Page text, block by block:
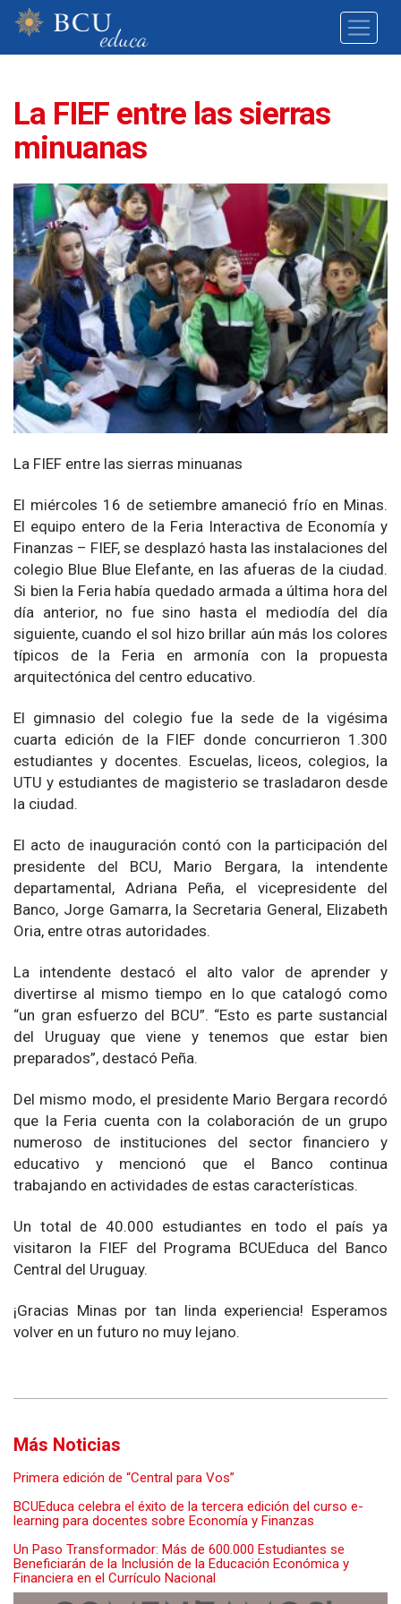
La FIEF entre las sierras
minuanas
La FIEF entre las sierras minuanas
El miércoles 16 de setiembre amaneció frío en Minas.
El equipo entero de la Feria Interactiva de Economía y
Finanzas – FIEF, se desplazó hasta las instalaciones del
colegio Blue Blue Elefante, en las afueras de la ciudad.
Si bien la Feria había quedado armada a última hora del
día anterior, no fue sino hasta el mediodía del día
siguiente, cuando el sol hizo brillar aún más los colores
típicos de la Feria en armonía con la propuesta
arquitectónica del centro educativo.
El gimnasio del colegio fue la sede de la vigésima
cuarta edición de la FIEF donde concurrieron 1.300
estudiantes y docentes. Escuelas, liceos, colegios, la
UTU y estudiantes de magisterio se trasladaron desde
la ciudad.
El acto de inauguración contó con la participación del
presidente del BCU, Mario Bergara, la intendente
departamental, Adriana Peña, el vicepresidente del
Banco, Jorge Gamarra, la Secretaria General, Elizabeth
Oria, entre otras autoridades.
La intendente destacó el alto valor de aprender y
divertirse al mismo tiempo en lo que catalogó como
“un gran esfuerzo del BCU”. “Esto es parte sustancial
del Uruguay que viene y tenemos que estar bien
preparados”, destacó Peña.
Del mismo modo, el presidente Mario Bergara recordó
que la Feria cuenta con la colaboración de un grupo
numeroso de instituciones del sector financiero y
educativo y mencionó que el Banco continua
trabajando en actividades de estas características.
Un total de 40.000 estudiantes en todo el país ya
visitaron la FIEF del Programa BCUEduca del Banco
Central del Uruguay.
¡Gracias Minas por tan linda experiencia! Esperamos
volver en un futuro no muy lejano.
Más Noticias
Primera edición de “Central para Vos”
BCUEduca celebra el éxito de la tercera edición del curso e-
learning para docentes sobre Economía y Finanzas
Un Paso Transformador: Más de 600.000 Estudiantes se
Beneficiarán de la Inclusión de la Educación Económica y
Financiera en el Currículo Nacional